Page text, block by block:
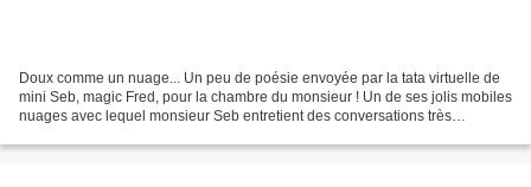
Doux comme un nuage... Un peu de poésie envoyée par la tata virtuelle de
mini Seb, magic Fred, pour la chambre du monsieur ! Un de ses jolis mobiles
nuages avec lequel monsieur Seb entretient des conversations très